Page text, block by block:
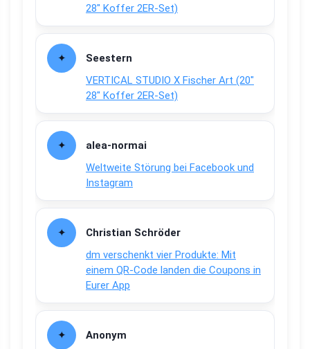
28″ Koffer 2ER-Set)
Seestern
VERTICAL STUDIO X Fischer Art (20″
28″ Koffer 2ER-Set)
alea-normai
Weltweite Störung bei Facebook und
Instagram
Christian Schröder
dm verschenkt vier Produkte: Mit
einem QR-Code landen die Coupons in
Eurer App
Anonym